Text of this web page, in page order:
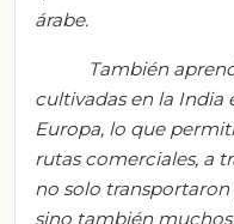
árabe.
También
cultivadas en la India
Europa, lo que
rutas comerciales, a
no solo
sino también